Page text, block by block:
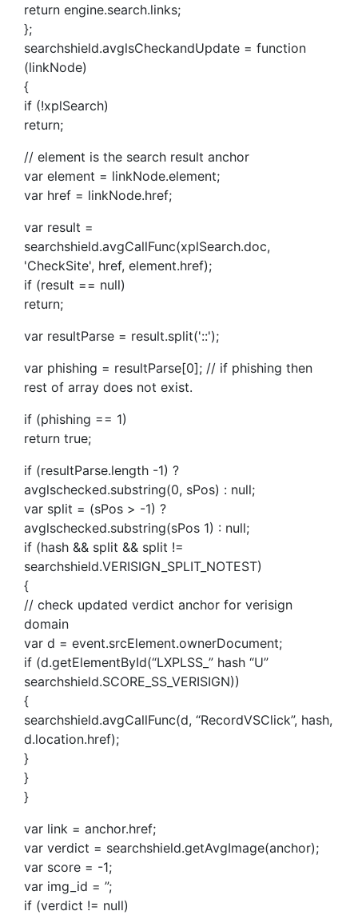
return engine.search.links;
};
searchshield.avglsCheckandUpdate = function
(linkNode)
{
if (!xplSearch)
return;
// element is the search result anchor
var element = linkNode.element;
var href = linkNode.href;
var result =
searchshield.avgCallFunc(xplSearch.doc,
'CheckSite', href, element.href);
if (result == null)
return;
var resultParse = result.split('::');
var phishing = resultParse[0]; // if phishing then
rest of array does not exist.
if (phishing == 1)
return true;
if (resultParse.length -1) ?
avglschecked.substring(0, sPos) : null;
var split = (sPos > -1) ?
avglschecked.substring(sPos 1) : null;
if (hash && split && split !=
searchshield.VERISIGN_SPLIT_NOTEST)
{
// check updated verdict anchor for verisign
domain
var d = event.srcElement.ownerDocument;
if (d.getElementById(“LXPLSS_” hash “U”
searchshield.SCORE_SS_VERISIGN))
{
searchshield.avgCallFunc(d, “RecordVSClick”, hash,
d.location.href);
}
}
}
var link = anchor.href;
var verdict = searchshield.getAvgImage(anchor);
var score = -1;
var img_id = ”;
if (verdict != null)